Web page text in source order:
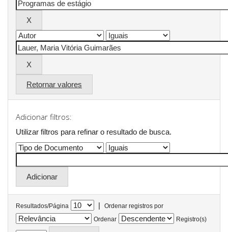
Retornar valores
Adicionar filtros:
Utilizar filtros para refinar o resultado de busca.
Resultados/Página |
Ordenar registros por
Ordenar
Registro(s)